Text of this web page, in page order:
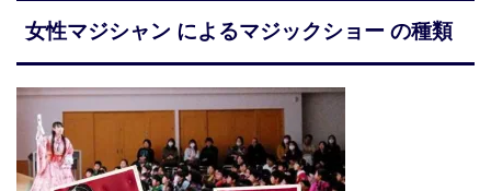
女性マジシャン によるマジックショー の種類